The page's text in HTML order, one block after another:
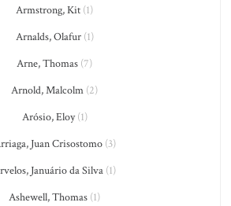
Armstrong, Kit (1)
Arnalds, Olafur(1)
Arne, Thomas (7)
Arnold, Malcolm (2)
Arósio, Eloy(1)
Juan Crisostomo(3)
Januário da Silva (1)
Ashewell, Thomas (1)